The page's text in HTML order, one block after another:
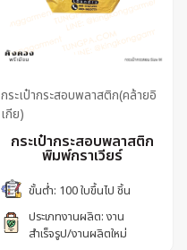
กระเป๋ากระสอบพลาสติก(คล้ายอิ
เกีย)
กระเป๋ากระสอบพลาสติก
พิมพ์กราเวียร์
ขั้นต่ำ: 100 ใบขึ้นไป ชิ้น
ประเภทงานผลิต: งาน
สำเร็จรูป/งานผลิตใหม่